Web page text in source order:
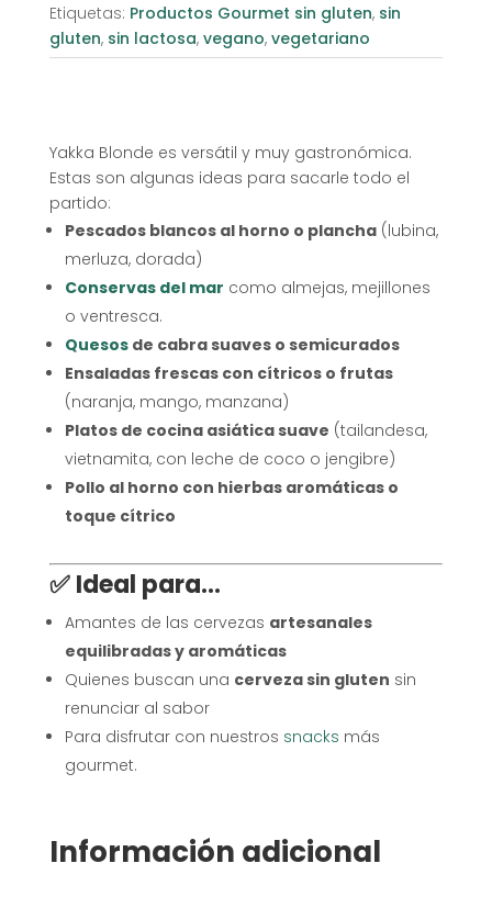
Etiquetas: Productos Gourmet sin gluten, sin
gluten, sin lactosa, vegano, vegetariano
Yakka Blonde es versátil y muy gastronómica.
Estas son algunas ideas para sacarle todo el
partido:
Pescados blancos al horno o plancha(lubina,
merluza, dorada)
Conservas del mar como almejas, mejillones
o ventresca.
Quesosde cabra suaves o semicurados
Ensaladas frescas con cítricos o frutas
(naranja, mango, manzana)
Platos de cocina asiática suave (tailandesa,
vietnamita, con leche de coco o jengibre)
Pollo al horno con hierbas aromáticas o
toque cítrico
✅ Ideal para...
Amantes de las cervezas artesanales
equilibradas y aromáticas
Quienes buscan una cerveza sin gluten sin
renunciar al sabor
Para disfrutar con nuestros snacks más
gourmet.
Información adicional